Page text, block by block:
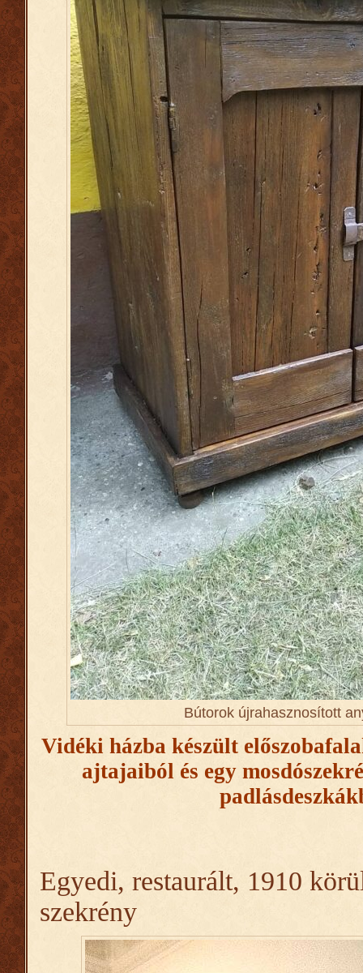
Bútorok újrahasznosított
Vidéki házba készült
ajtajaiból és egy
Egyedi, restaurált, 1910
szekrény